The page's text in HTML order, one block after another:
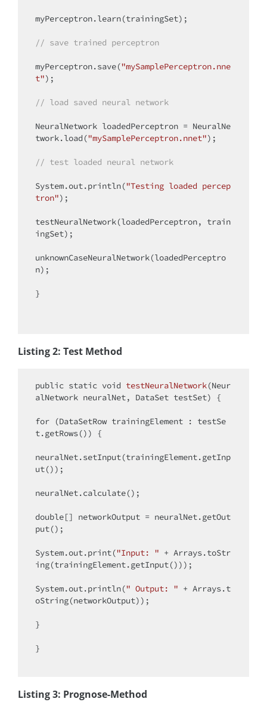
myPerceptron.learn(trainingSet);
// save trained perceptron
myPerceptron.save("mySamplePerceptron.nne
t");
// load saved neural network
NeuralNetwork loadedPerceptron = NeuralNe
twork.load("mySamplePerceptron.nnet");
// test loaded neural network
System.out.println("Testing loaded percep
tron");
testNeuralNetwork(loadedPerceptron, train
ingSet);
unknownCaseNeuralNetwork(loadedPerceptro
n);
}
Listing 2: Test Method
public static void testNeuralNetwork(Neur
alNetwork neuralNet, DataSet testSet)
{
for (DataSetRow trainingElement : testSe
t.getRows()) {
neuralNet.setInput(trainingElement.getInp
ut());
neuralNet.calculate();
double[] networkOutput = neuralNet.getOut
put();
System.out.print("Input: " + Arrays.toStr
ing(trainingElement.getInput()));
System.out.println(" Output: " + Arrays.t
oString(networkOutput));
}
}
Listing 3: Prognose-Method